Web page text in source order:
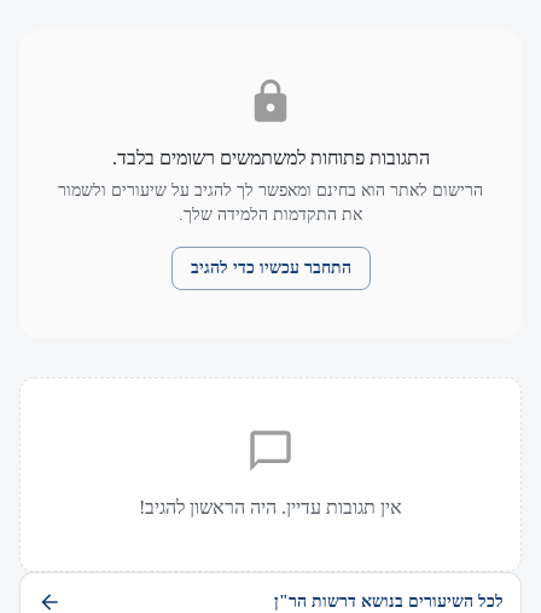
התגובות פתוחות למשתמשים רשומים בלבד.
הרישום לאתר הוא בחינם ומאפשר לך להגיב על שיעורים ולשמור
את התקדמות הלמידה שלך.
התחבר עכשיו כדי להגיב
אין תגובות עדיין. היה הראשון להגיב!
לכל השיעורים בנושא דרשות הר"ן